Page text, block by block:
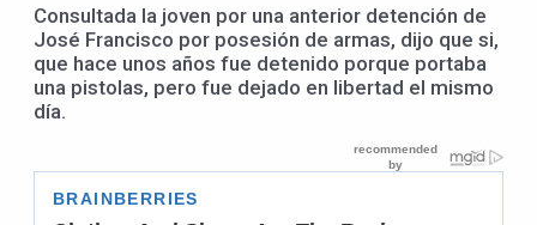
Consultada la joven por una anterior detención de
José Francisco por posesión de armas, dijo que si,
que hace unos años fue detenido porque portaba
una pistolas, pero fue dejado en libertad el mismo
día.